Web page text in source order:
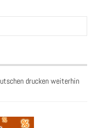
drucken weiterhin